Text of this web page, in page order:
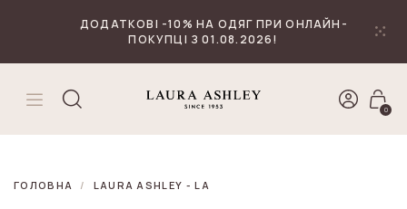
ДОДАТКОВІ -10% НА ОДЯГ ПРИ ОНЛАЙН-
ПОКУПЦІ З 01.08.2026!
0
ГОЛОВНА LAURA ASHLEY - LA